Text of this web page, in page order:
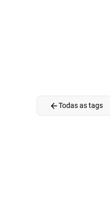
arrow_backTodas as tags